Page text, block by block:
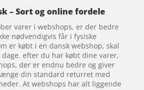
– Sort og online fordele
varer i webshops, er der bedre
nødvendigvis får i fysiske
er købt i en dansk webshop, skal
efter du har købt dine varer,
der er endnu bedre og giver
din standard returret med
At webshops har alt liggende